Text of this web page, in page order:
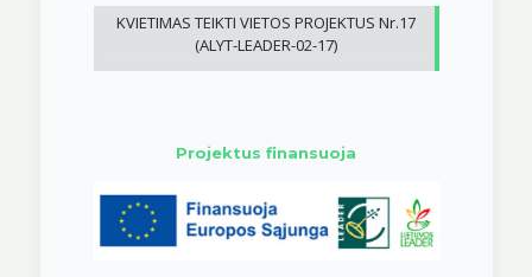
KVIETIMAS TEIKTI VIETOS PROJEKTUS Nr.17
(ALYT-LEADER-02-17)
Projektus finansuoja